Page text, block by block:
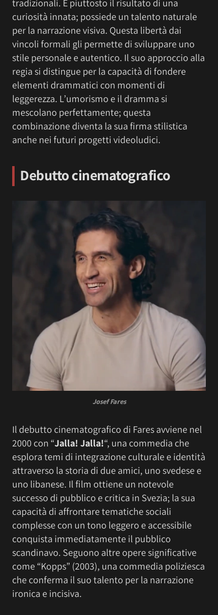
tradizionali. È piuttosto il risultato di una
curiosità innata; possiede un talento naturale
per la narrazione visiva. Questa libertà dai
vincoli formali gli permette di sviluppare uno
stile personale e autentico. Il suo approccio alla
regia si distingue per la capacità di fondere
elementi drammatici con momenti di
leggerezza. L’umorismo e il dramma si
mescolano perfettamente; questa
combinazione diventa la sua firma stilistica
anche nei futuri progetti videoludici.
Debutto cinematografico
Josef Fares
Il debutto cinematografico di Fares avviene nel
2000 con “Jalla! Jalla!“, una commedia che
esplora temi di integrazione culturale e identità
attraverso la storia di due amici, uno svedese e
uno libanese. Il film ottiene un notevole
successo di pubblico e critica in Svezia; la sua
capacità di affrontare tematiche sociali
complesse con un tono leggero e accessibile
conquista immediatamente il pubblico
scandinavo. Seguono altre opere significative
come “Kopps” (2003), una commedia poliziesca
che conferma il suo talento per la narrazione
ironica e incisiva.